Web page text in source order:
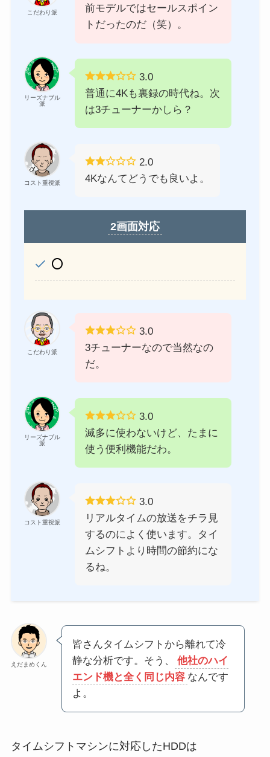
こだわり派
前モデルではセールスポイン
トだったのだ（笑）。
リーズナブル
派
3.0
普通に4Kも裏録の時代ね。次
は3チューナーかしら？
コスト重視派
2.0
4Kなんてどうでも良いよ。
2画面対応
⭕️
こだわり派
3.0
3チューナーなので当然なの
だ。
リーズナブル
派
3.0
滅多に使わないけど、たまに
使う便利機能だわ。
コスト重視派
3.0
リアルタイムの放送をチラ見
するのによく使います。タイ
ムシフトより時間の節約にな
るね。
えだまめくん
皆さんタイムシフトから離れて冷
静な分析です。そう、
他社のハイ
エンド機と全く同じ内容 なんです
よ。
タイムシフトマシンに対応したHDDは